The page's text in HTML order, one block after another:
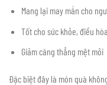
Mang lại may mắn cho
Tốt cho sức khỏe, điều
Giảm căng thẳng mệt mỏi
Đặc biệt đây là món quà